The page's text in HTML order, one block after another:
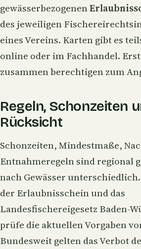
gewässerbezogenen
des jeweiligen
eines Vereins. Karten gibt es
online oder im Fachhandel.
zusammen berechtigen zum
Regeln, Schonzeiten
Rücksicht
Schonzeiten, Mindestmaße,
Entnahmeregeln sind regional
nach Gewässer
der Erlaubnisschein und das
Landesfischereigesetz Baden-
prüfe die aktuellen Vorgaben
Bundesweit gelten das Verbot